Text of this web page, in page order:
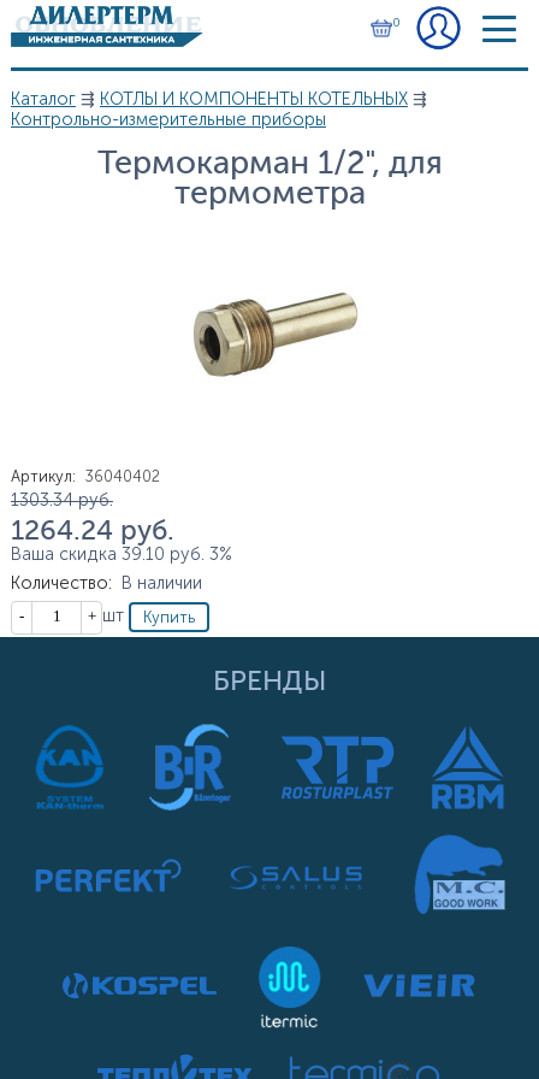
Перейти к основному содержанию
0
Вы здесь
Каталог⇶ КОТЛЫ И КОМПОНЕНТЫ КОТЕЛЬНЫХ⇶
Контрольно-измерительные приборы
Термокарман 1/2", для
термометра
Артикул: 36040402
Цена
1 303.34 руб.
1 264.24 руб.
Ваша скидка 39.10 руб. 3%
Количество:
В наличии
Кол-во
шт
БРЕНДЫ